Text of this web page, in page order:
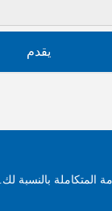
يقدم
المتكاملة